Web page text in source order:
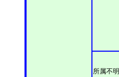
所属不明